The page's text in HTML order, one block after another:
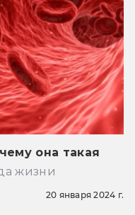
она такая
жизни
20 января 2024 г.